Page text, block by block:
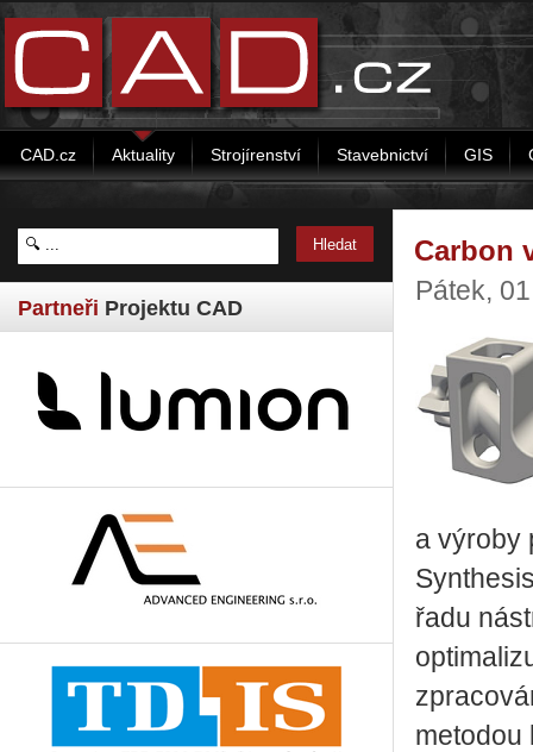
CAD.cz Aktuality Strojírenství Stavebnictví GIS
Partneři Projektu CAD
Carbon
Pátek,
a výroby
řadu
metodou